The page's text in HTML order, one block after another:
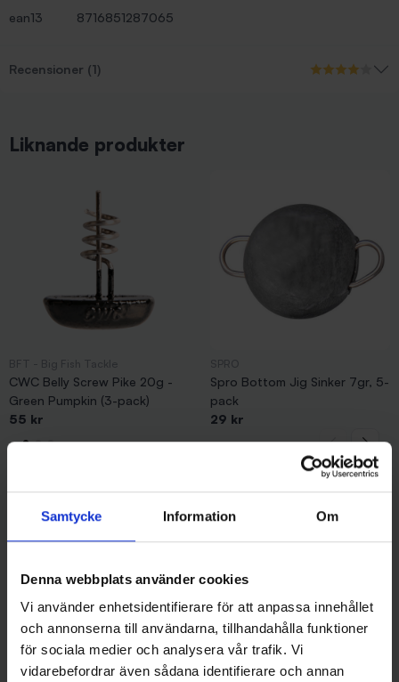
Samtycke Information Om
Denna webbplats använder cookies
Vi använder enhetsidentifierare för att anpassa innehållet
och annonserna till användarna, tillhandahålla funktioner
för sociala medier och analysera vår trafik. Vi
vidarebefordrar även sådana identifierare och annan
ean13
8716851287065
Recensioner (1)
Liknande produkter
CWC Belly Screw Pike 20g -
Green Pumpkin (3-pack)
55 kr
Spro Bottom Jig Sinker 7gr, 5-
pack
29 kr
Andra gillade även